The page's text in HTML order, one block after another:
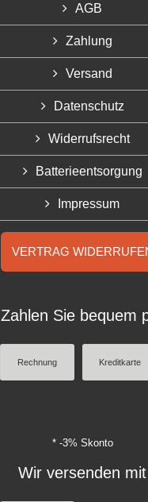
AGB
Zahlung
Versand
Datenschutz
Widerrufsrecht
Batterieentsorgung
Impressum
VERTRAG
Zahlen Sie bequem
Rechnung Kreditkarte
* -3% Skonto
Wir versenden mit